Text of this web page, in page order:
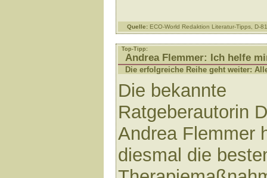
Quelle: ECO-World Redaktion Literatur-Tipps, D-
Top-Tipp:
Andrea Flemmer: Ich helfe
Die erfolgreiche Reihe geht weiter:
Die bekannte
Ratgeberautorin
Andrea Flemmer
diesmal die